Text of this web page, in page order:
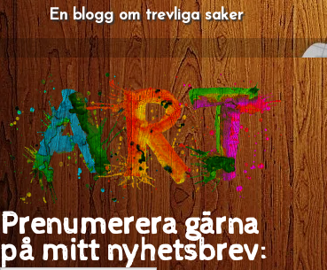
En blogg om trevliga saker
Prenumerera gärna
på mitt nyhetsbrev: